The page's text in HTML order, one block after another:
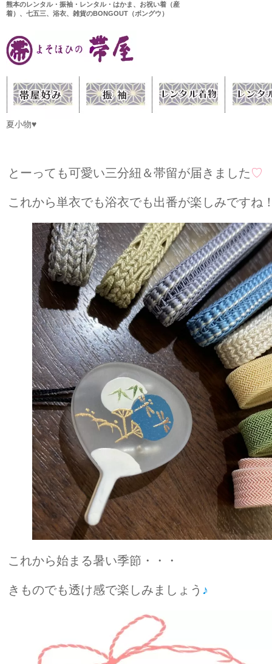
熊本のレンタル・振袖・レンタル・はかま、お祝い着（産
着）、七五三、浴衣、雑貨のBONGOUT（ボングウ）
夏小物♥
とーっても可愛い三分紐＆帯留が届きました♡
これから単衣でも浴衣でも出番が楽しみですね
これから始まる暑い季節・・・
きものでも透け感で楽しみましょう ♪